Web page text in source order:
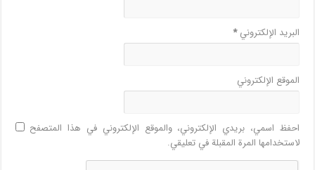
البريد الإلكتروني*
الموقع الإلكتروني
احفظ اسمي، بريدي الإلكتروني، والموقع الإلكتروني في هذا المتصفح
لاستخدامها المرة المقبلة في تعليقي.